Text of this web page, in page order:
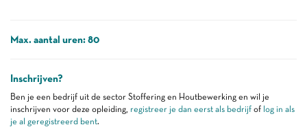
Max. aantal uren: 80
Inschrijven?
Ben je een bedrijf uit de sector Stoffering en Houtbewerking en wil je
inschrijven voor deze opleiding, registreer je dan eerst als bedrijf of log in als
je al geregistreerd bent.